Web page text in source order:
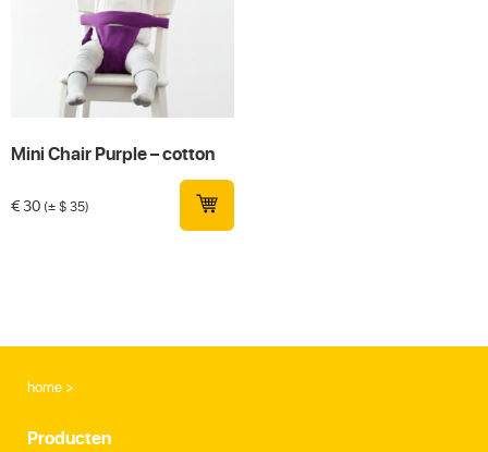
Mini Chair Purple – cotton
€30 (± $ 35)
home
Producten